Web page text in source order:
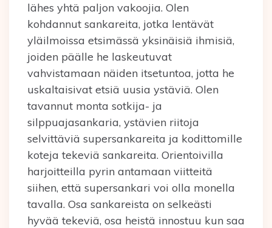
lähes yhtä paljon vakoojia. Olen
kohdannut sankareita, jotka lentävät
yläilmoissa etsimässä yksinäisiä ihmisiä,
joiden päälle he laskeutuvat
vahvistamaan näiden itsetuntoa, jotta he
uskaltaisivat etsiä uusia ystäviä. Olen
tavannut monta sotkija- ja
silppuajasankaria, ystävien riitoja
selvittäviä supersankareita ja kodittomille
koteja tekeviä sankareita. Orientoivilla
harjoitteilla pyrin antamaan viitteitä
siihen, että supersankari voi olla monella
tavalla. Osa sankareista on selkeästi
hyvää tekeviä, osa heistä innostuu kun saa